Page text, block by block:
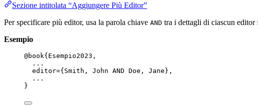
Sezione intitolata “Aggiungere Più Editor”
Per specificare più editor, usa la parola chiave AND tra i dettagli di ciascun editor
Esempio
@book{Esempio2023,
...
editor={Smith, John AND Doe, Jane} ,
...
}